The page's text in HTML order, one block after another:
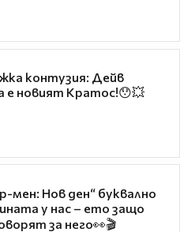
контузия: Дейв
е новият Кратос!😯💥
мен: Нов ден“ буквално
у нас – ето защо
за него👀🎬